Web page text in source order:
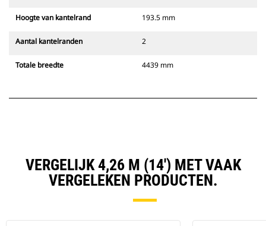
Hoogte van kantelrand 193.5 mm
Aantal kantelranden 2
Totale breedte 4439 mm
VERGELIJK 4,26 M (14') MET VAAK
VERGELEKEN PRODUCTEN.